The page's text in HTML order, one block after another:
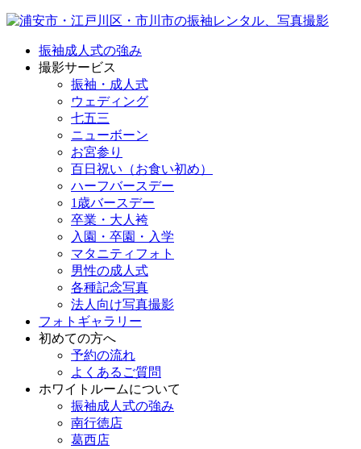
振袖成人式の強み
撮影サービス
振袖・成人式
ウェディング
七五三
ニューボーン
お宮参り
百日祝い（お食い初め）
ハーフバースデー
1歳バースデー
卒業・大人袴
入園・卒園・入学
マタニティフォト
男性の成人式
各種記念写真
法人向け写真撮影
フォトギャラリー
初めての方へ
予約の流れ
よくあるご質問
ホワイトルームについて
振袖成人式の強み
南行徳店
葛西店